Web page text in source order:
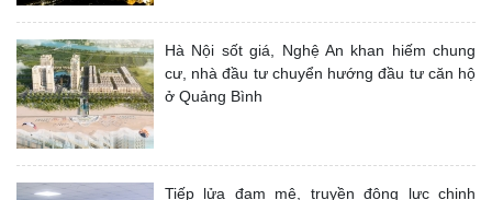
Hà Nội sốt giá, Nghệ An khan hiếm chung
cư, nhà đầu tư chuyển hướng đầu tư căn hộ
ở Quảng Bình
Tiếp lửa đam mê, truyền động lực chinh